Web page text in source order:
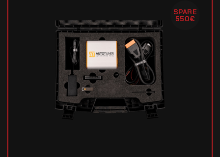
SPARE
550€